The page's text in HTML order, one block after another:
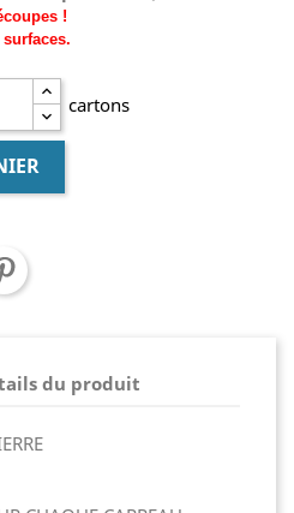
!
cartons
du produit